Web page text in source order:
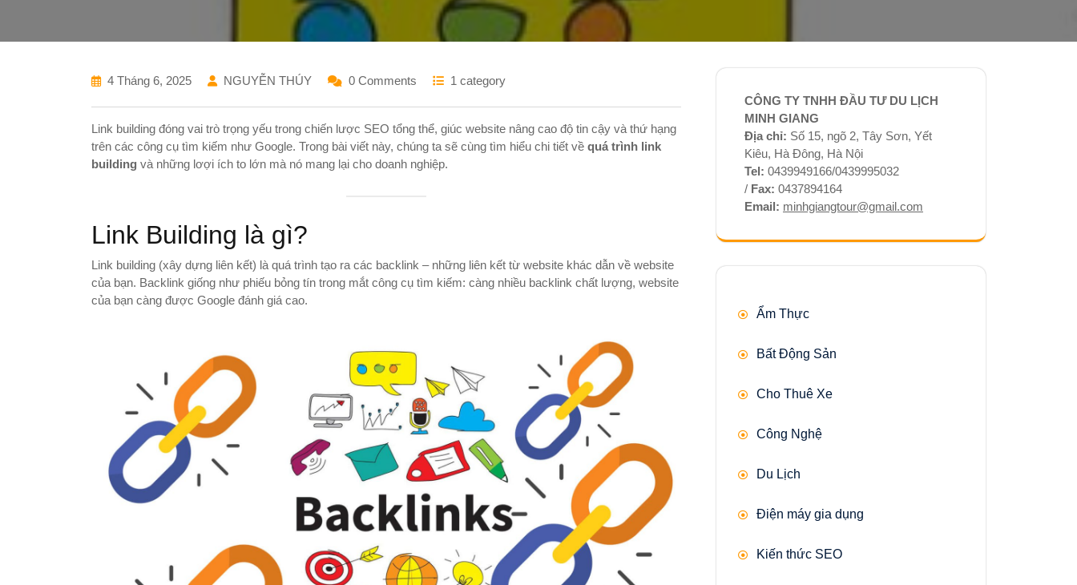
4 Tháng 6, 2025 NGUYỄN THÚY 0 Comments 1 category
Link building đóng vai trò trọng yếu trong chiến lược SEO tổng thể, giúc website nâng cao độ tin cậy và thứ hạng
trên các công cụ tìm kiếm như Google. Trong bài viết này, chúng ta sẽ cùng tìm hiểu chi tiết về quá trình link
building và những lơợi ích to lớn mà nó mang lại cho doanh nghiệp.
Link Building là gì?
Link building (xây dựng liên kết) là quá trình tạo ra các backlink – những liên kết từ website khác dẫn về website
của bạn. Backlink giống như phiếu bỏng tín trong mắt công cụ tìm kiếm: càng nhiều backlink chất lượng, website
của bạn càng được Google đánh giá cao.
CÔNG TY TNHH ĐẦU TƯ DU LỊCH
MINH GIANG
Địa chỉ: Số 15, ngõ 2, Tây Sơn, Yết
Kiêu, Hà Đông, Hà Nội
Tel: 0439949166/0439995032
/ Fax: 0437894164
Email: minhgiangtour@gmail.com
Ẩm Thực
Bất Động Sản
Cho Thuê Xe
Công Nghệ
Du Lịch
Điện máy gia dụng
Kiến thức SEO